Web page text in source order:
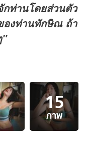
กท่านโดยส่วนตัว
องท่านทักษิณ ถ้า
"
15
ภาพ